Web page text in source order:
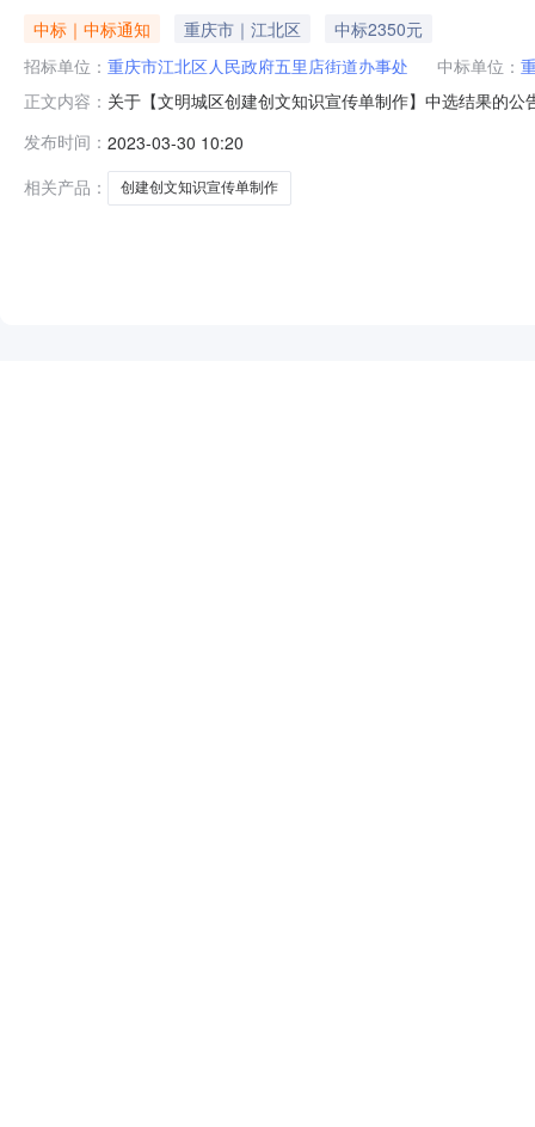
中标｜中标通知 重庆市｜江北区
中标2350元
招标单位： 重庆市江北区人民政府五里店街道办事处 中标单位：
正文内容： 关于【文明城区创建创文知识宣传单制作】中选结果的
准。选取时间2023-03-3009:00:00选取方式直接选取中
￥2350.0元采购
发布时间： 2023-03-30 10:20
相关产品：
创建创文知识宣传单制作